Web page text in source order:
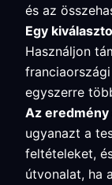
és az
Egy
Használjon
egyszerre
Az
ugyanazt a
feltételeket,
útvonalat, ha